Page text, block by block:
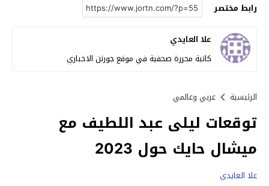
رابط مختصر
علا العايدي
كاتبة محررة صحفية في موقع جورتن الاخباري
الرئيسية عربي وعالمي
توقعات ليلى عبد اللطيف مع
ميشال حايك حول 2023
علا العايدي